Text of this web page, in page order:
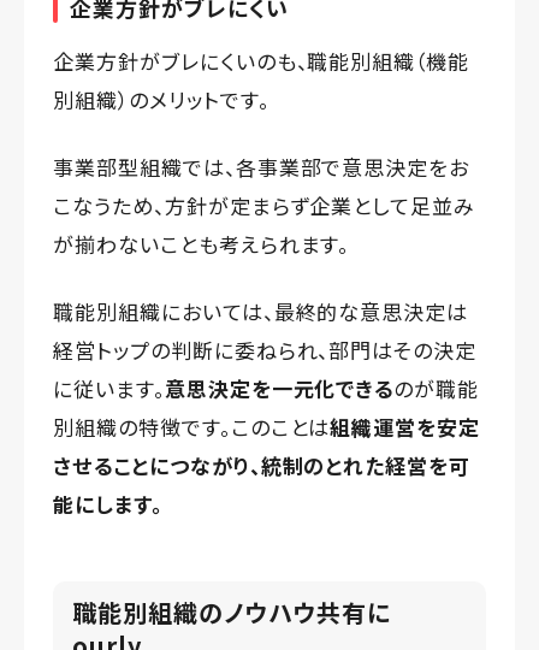
企業方針がブレにくい
企業方針がブレにくいのも、職能別組織（機能
別組織）のメリットです。
事業部型組織では、各事業部で意思決定をお
こなうため、方針が定まらず企業として足並み
が揃わないことも考えられます。
職能別組織においては、最終的な意思決定は
経営トップの判断に委ねられ、部門はその決定
に従います。意思決定を一元化できるのが職能
別組織の特徴です。このことは組織運営を安定
させることにつながり、統制のとれた経営を可
能にします。
職能別組織のノウハウ共有に